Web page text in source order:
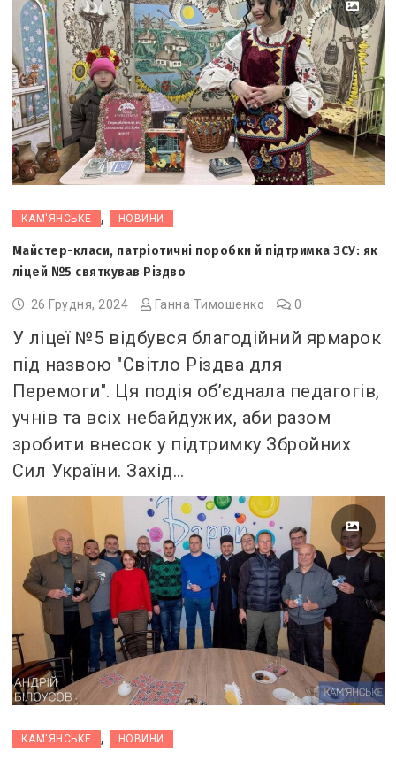
КАМ'ЯНСЬКЕ , НОВИНИ
Майстер-класи, патріотичні поробки й підтримка ЗСУ: як
ліцей №5 святкував Різдво
26 Грудня, 2024 Ганна Тимошенко 0
У ліцеї №5 відбувся благодійний ярмарок
під назвою "Світло Різдва для
Перемоги". Ця подія об’єднала педагогів,
учнів та всіх небайдужих, аби разом
зробити внесок у підтримку Збройних
Сил України. Захід…
КАМ'ЯНСЬКЕ , НОВИНИ